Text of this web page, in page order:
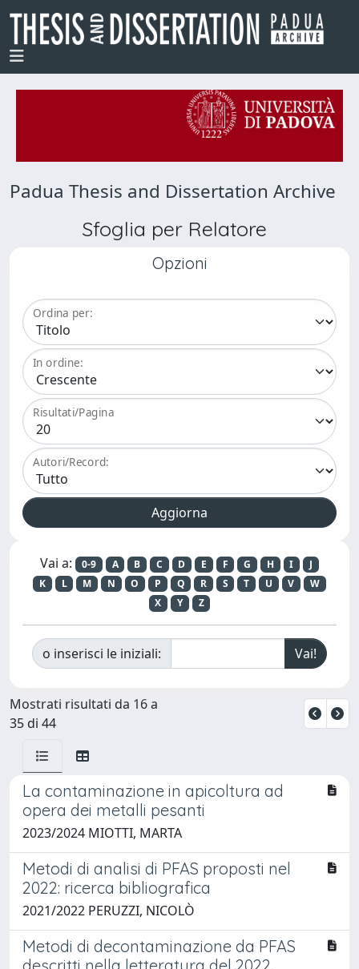
Padua Thesis and Dissertation Archive
Sfoglia per Relatore
Opzioni
Ordina per:
In ordine:
Risultati/Pagina
Autori/Record:
Vai a: 0-9 A B C D E F G H I
J
K
L M N O P Q R S T U V
W
X
Y Z
o inserisci le iniziali:
Mostrati risultati da 16 a
35 di 44
La contaminazione in apicoltura ad
opera dei metalli pesanti
2023/2024 MIOTTI, MARTA
Metodi di analisi di PFAS proposti nel
2022: ricerca bibliografica
2021/2022 PERUZZI, NICOLÒ
Metodi di decontaminazione da PFAS